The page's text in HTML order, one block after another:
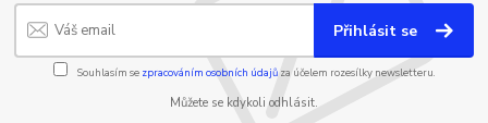
Přihlásit se
Souhlasím se zpracováním osobních údajůza účelem rozesílky newsletteru.
Můžete se kdykoli odhlásit.